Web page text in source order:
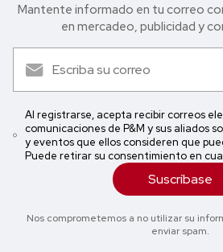
Mantente informado en tu correo
en mercadeo, publicidad y
Al registrarse, acepta recibir correos
comunicaciones de P&M y sus aliados
y eventos que ellos consideren que
Puede retirar su consentimiento en
Suscríbase
Nos comprometemos a no utilizar su
enviar spam.